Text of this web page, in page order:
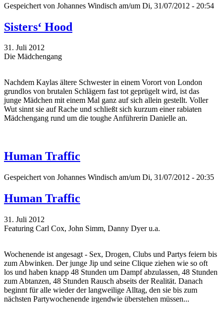
Gespeichert von Johannes Windisch am/um Di, 31/07/2012 - 20:54
Sisters‘ Hood
31. Juli 2012
Die Mädchengang
Nachdem Kaylas ältere Schwester in einem Vorort von London
grundlos von brutalen Schlägern fast tot geprügelt wird, ist das
junge Mädchen mit einem Mal ganz auf sich allein gestellt. Voller
Wut sinnt sie auf Rache und schließt sich kurzum einer rabiaten
Mädchengang rund um die toughe Anführerin Danielle an.
Human Traffic
Gespeichert von Johannes Windisch am/um Di, 31/07/2012 - 20:35
Human Traffic
31. Juli 2012
Featuring Carl Cox, John Simm, Danny Dyer u.a.
Wochenende ist angesagt - Sex, Drogen, Clubs und Partys feiern bis
zum Abwinken. Der junge Jip und seine Clique ziehen wie so oft
los und haben knapp 48 Stunden um Dampf abzulassen, 48 Stunden
zum Abtanzen, 48 Stunden Rausch abseits der Realität. Danach
beginnt für alle wieder der langweilige Alltag, den sie bis zum
nächsten Partywochenende irgendwie überstehen müssen...